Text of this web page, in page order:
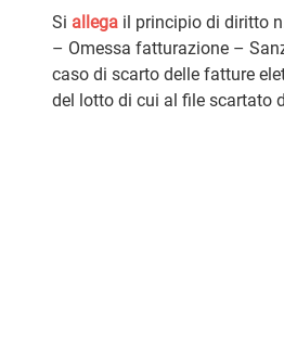
Si allega il principio di diritto
– Omessa fatturazione –
caso di scarto delle fatture
del lotto di cui al file scartato